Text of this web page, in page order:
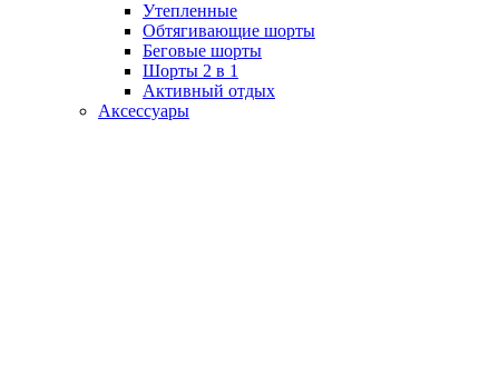
Утепленные
Обтягивающие шорты
Беговые шорты
Шорты 2 в 1
Активный отдых
Аксессуары